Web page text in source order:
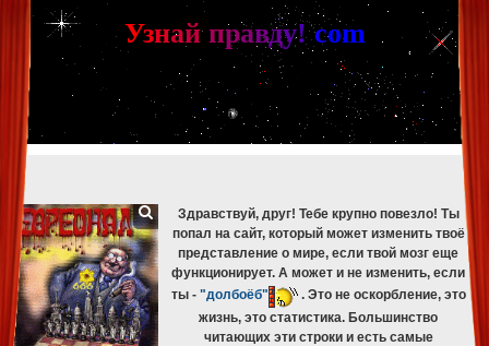
[phpBB Debug] PHP Warning : in file [ROOT]/phpbb/db/driver/mysqli.php
mysqli_fetch_assoc(): Couldn't fetch mysqli_result
[phpBB Debug] PHP Warning: in file[ROOT]/phpbb/db/driver/mysqli.php 329
mysqli_free_result(): Couldn't fetch mysqli_result
[phpBB Debug] PHP Warning
[ROOT]/phpbb/db/driver/mysqli.php on line 265
mysqli_fetch_assoc(): Couldn't fetch mysqli_result
[phpBB Debug] PHP Warning
: in file [ROOT]/phpbb/db/driver/mysqli.php on line329
mysqli_free_result(): Couldn't fetch mysqli_result
[phpBB Debug] PHP Warning: in file [ROOT]/phpbb/db/driver/mysqli.php on line 265
mysqli_fetch_assoc(): Couldn't fetch mysqli_result
[phpBB Debug] PHP Warning
[ROOT]/phpbb/db/driver/mysqli.php on line329:
mysqli_free_result(): Couldn't fetch mysqli_result
Узнай правду! com
Здравствуй, друг! Тебе крупно повезло! Ты
попал на сайт, который может изменить твоё
представление о мире, если твой мозг еще
функционирует. А может и не изменить, если
ты - "долбоёб"
. Это не оскорбление, это
жизнь, это статистика. Большинство
читающих эти строки и есть самые